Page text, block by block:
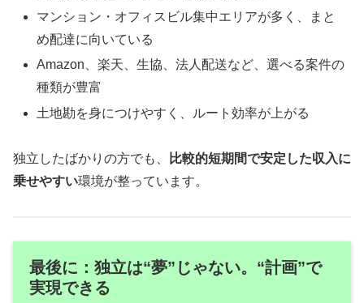
マンション・オフィスビル集中エリアが多く、まと
め配達に向いている
Amazon、楽天、生協、法人配送など、選べる案件の
種類が豊富
土地勘を身につけやすく、ルート効率が上がる
独立したばかりの方でも、
比較的短期間で安定した収入に
乗せやすい環境が整っています。
最後に：独立は“夢”じゃない。“計画”で
実現できる